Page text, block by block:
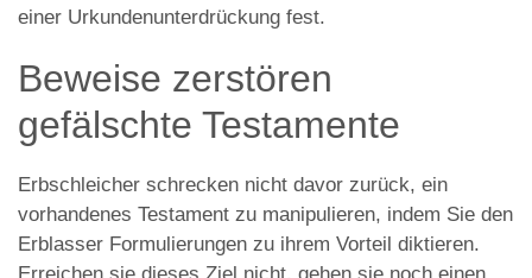
einer Urkundenunterdrückung fest.
Beweise zerstören
gefälschte Testamente
Erbschleicher schrecken nicht davor zurück, ein
vorhandenes Testament zu manipulieren, indem Sie den
Erblasser Formulierungen zu ihrem Vorteil diktieren.